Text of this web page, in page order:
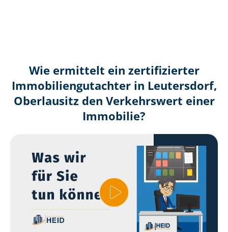
Wie ermittelt ein zertifizierter
Immobilien­gutachter in Leutersdorf,
Oberlausitz den Verkehrswert einer
Immobilie?